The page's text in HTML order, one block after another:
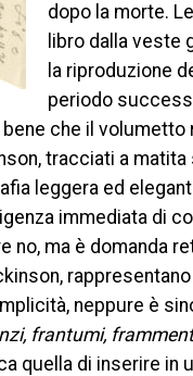
dopo la morte.
libro dalla veste
la riproduzione
periodo
bene che il
tracciati a
leggera ed
immediata di
no, ma è domanda
neppure è
frantumi,
quella di inserire